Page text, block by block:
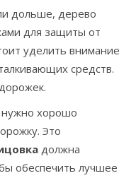
дольше, дерево
для защиты от
уделить внимание
средств.
нужно хорошо
Это
должна
обеспечить лучшее